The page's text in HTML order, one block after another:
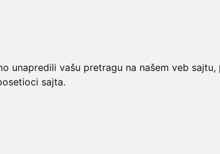
vašu pretragu na našem veb
sajta.